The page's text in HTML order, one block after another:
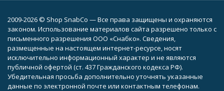
2009-2026 © Shop SnabCo — Все права защищены и охраняются
законом. Использование материалов сайта разрешено только с
письменного разрешения ООО «Снабко». Сведения,
размещенные на настоящем интернет-ресурсе, носят
исключительно информационный характер и не являются
публичной офертой (ст. 437 Гражданского кодекса РФ).
Убедительная просьба дополнительно уточнять указанные
данные по электронной почте или контактным телефонам.